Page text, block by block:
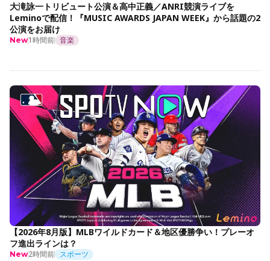
大滝詠一トリビュート公演＆高中正義／ANRI競演ライブを
Leminoで配信！『MUSIC AWARDS JAPAN WEEK』から話題の2
公演をお届け
New1時間前 音楽
【2026年8月版】MLBワイルドカード＆地区優勝争い！プレーオ
フ進出ラインは？
New2時間前 スポーツ